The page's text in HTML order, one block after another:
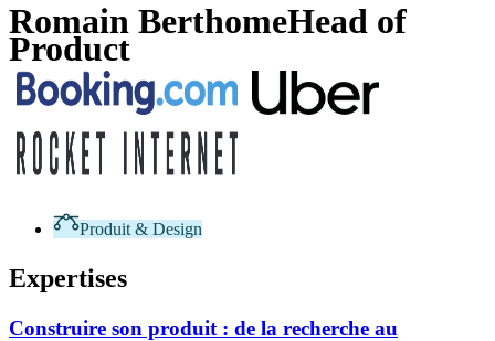
Romain BerthomeHead of
Product
Produit & Design
Expertises
Construire son produit : de la recherche au